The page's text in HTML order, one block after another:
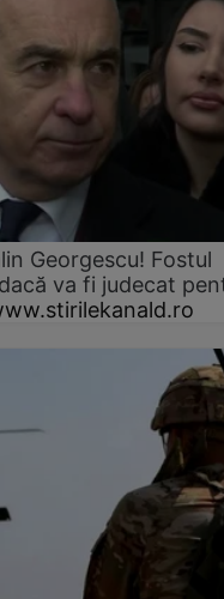
Georgescu! Fostul
va fi judecat